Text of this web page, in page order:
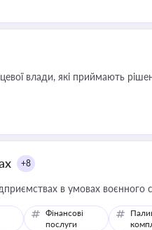
влади, які приймають
+8
в умовах воєнного
Фінансові
послуги